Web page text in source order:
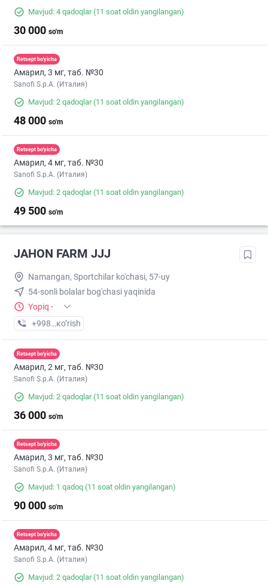
Mavjud: 4 qadoqlar(11 soat oldin yangilangan)
30 000 so'm
Retsept bo'yicha
Амарил, 3 мг, таб. №30
Sanofi S.p.A. (Италия)
Mavjud: 2 qadoqlar(11 soat oldin yangilangan)
48 000 so'm
Retsept bo'yicha
Амарил, 4 мг, таб. №30
Sanofi S.p.A. (Италия)
Mavjud: 2 qadoqlar(11 soat oldin yangilangan)
49 500 so'm
JAHON FARM JJJ
Namangan, Sportchilar ko'chasi, 57-uy
54-sonli bolalar bog'chasi yaqinida
Yopiq ·
+998 (91) XXX-XX-XX
кo’rish
Retsept bo'yicha
Амарил, 2 мг, таб. №30
Sanofi S.p.A. (Италия)
Mavjud: 2 qadoqlar(11 soat oldin yangilangan)
36 000 so'm
Retsept bo'yicha
Амарил, 3 мг, таб. №30
Sanofi S.p.A. (Италия)
Mavjud: 1 qadoq (11 soat oldin yangilangan)
90 000 so'm
Retsept bo'yicha
Амарил, 4 мг, таб. №30
Sanofi S.p.A. (Италия)
Mavjud: 2 qadoqlar(11 soat oldin yangilangan)